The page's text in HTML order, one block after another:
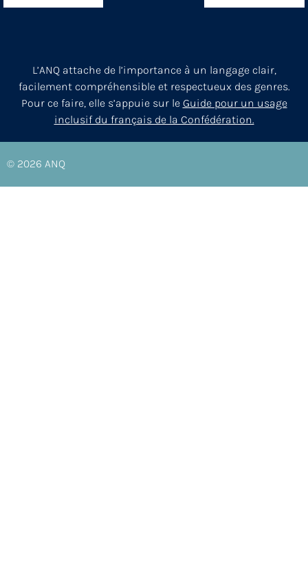
L’ANQ attache de l’importance à un langage clair,
facilement compréhensible et respectueux des genres.
Pour ce faire, elle s’appuie sur le Guide pour un usage
inclusif du français de la Confédération.
© 2026 ANQ